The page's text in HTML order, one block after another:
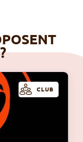
CLUB